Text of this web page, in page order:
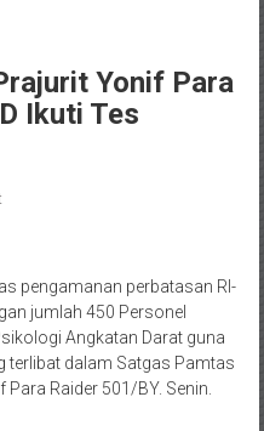
Yonif Para
Ikuti Tes
pengamanan perbatasan RI-
jumlah 450 Personel
Angkatan Darat guna
terlibat dalam Satgas Pamtas
Para Raider 501/BY. Senin.